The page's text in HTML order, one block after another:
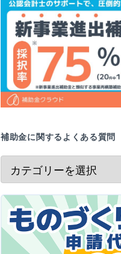
補助金に関するよくある質問